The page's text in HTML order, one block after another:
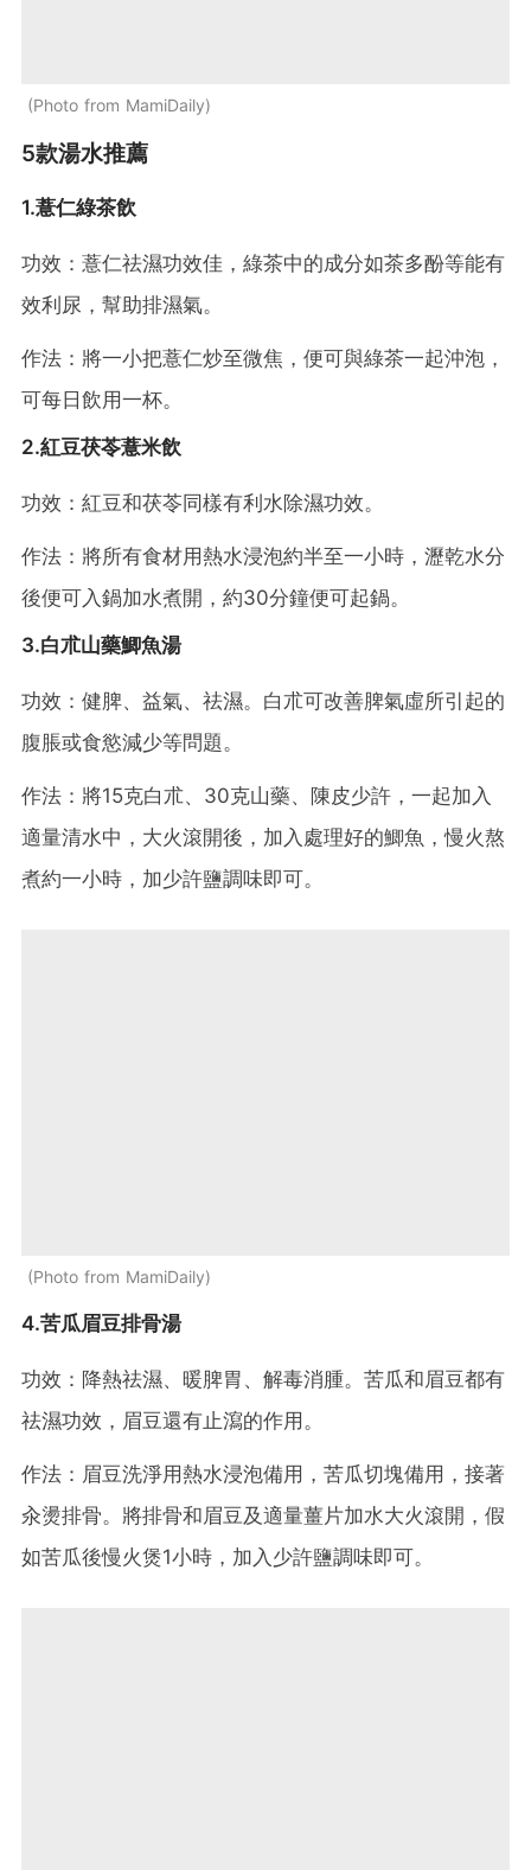
Photo from MamiDaily
5款湯水推薦
1.薏仁綠茶飲
功效：薏仁祛濕功效佳，綠茶中的成分如茶多酚等能有
效利尿，幫助排濕氣。
作法：將一小把薏仁炒至微焦，便可與綠茶一起沖泡，
可每日飲用一杯。
2.紅豆茯苓薏米飲
功效：紅豆和茯苓同樣有利水除濕功效。
作法：將所有食材用熱水浸泡約半至一小時，瀝乾水分
後便可入鍋加水煮開，約30分鐘便可起鍋。
3.白朮山藥鯽魚湯
功效：健脾、益氣、祛濕。白朮可改善脾氣虛所引起的
腹脹或食慾減少等問題。
作法：將15克白朮、30克山藥、陳皮少許，一起加入
適量清水中，大火滾開後，加入處理好的鯽魚，慢火熬
煮約一小時，加少許鹽調味即可。
Photo from MamiDaily
4.苦瓜眉豆排骨湯
功效：降熱祛濕、暖脾胃、解毒消腫。苦瓜和眉豆都有
祛濕功效，眉豆還有止瀉的作用。
作法：眉豆洗淨用熱水浸泡備用，苦瓜切塊備用，接著
汆燙排骨。將排骨和眉豆及適量薑片加水大火滾開，假
如苦瓜後慢火煲1小時，加入少許鹽調味即可。